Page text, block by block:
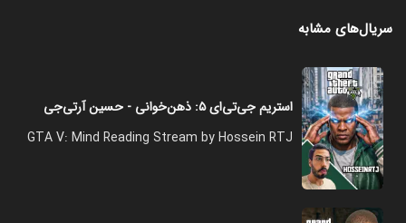
سریال‌های مشابه
استریم جی‌تی‌ای ۵: ذهن‌خوانی - حسین آرتی‌جی
GTA V: Mind Reading Stream by Hossein RTJ